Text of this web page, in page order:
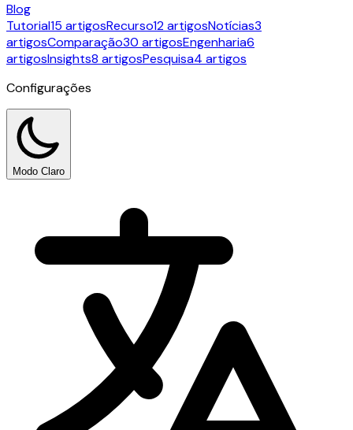
Blog
Tutorial15 artigosRecurso12 artigosNotícias3
artigosComparação30 artigosEngenharia6
artigosInsights8 artigosPesquisa4 artigos
Configurações
Modo Claro